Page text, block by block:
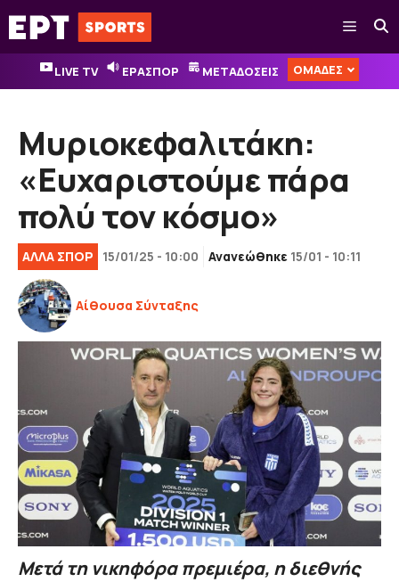
Μετάβαση
σε
περιεχόμενο
Μενού
LIVE TV ΕΡΑΣΠΟΡ ΜΕΤΑΔΟΣΕΙΣ ΟΜΑΔΕΣ
Μυριοκεφαλιτάκη:
«Ευχαριστούμε πάρα
πολύ τον κόσμο»
ΑΛΛΑ ΣΠΟΡ 15/01/25 - 10:00 Ανανεώθηκε 15/01 - 10:11
Αίθουσα Σύνταξης
Μετά τη νικηφόρα πρεμιέρα, η διεθνής